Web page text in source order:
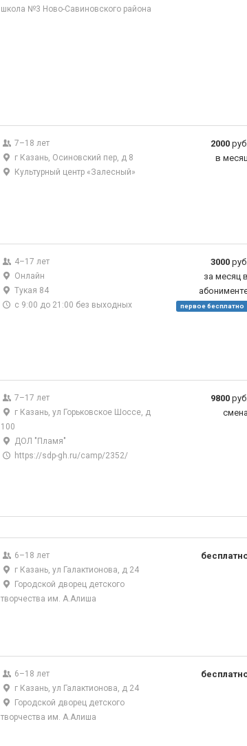
школа №3 Ново-Савиновского района
7–18 лет
г Казань, Осиновский пер, д 8
Культурный центр «Залесный»
2000
в
4–17 лет
Онлайн
Тукая 84
с 9:00 до 21:00 без выходных
3000
за месяц в
первое бесплатно
7–17 лет
г Казань, ул Горьковское Шоссе, д
100
ДОЛ "Пламя"
https://sdp-gh.ru/camp/2352/
9800
смена
6–18 лет
г Казань, ул Галактионова, д 24
Городской дворец детского
творчества им. А.Алиша
6–18 лет
г Казань, ул Галактионова, д 24
Городской дворец детского
творчества им. А.Алиша